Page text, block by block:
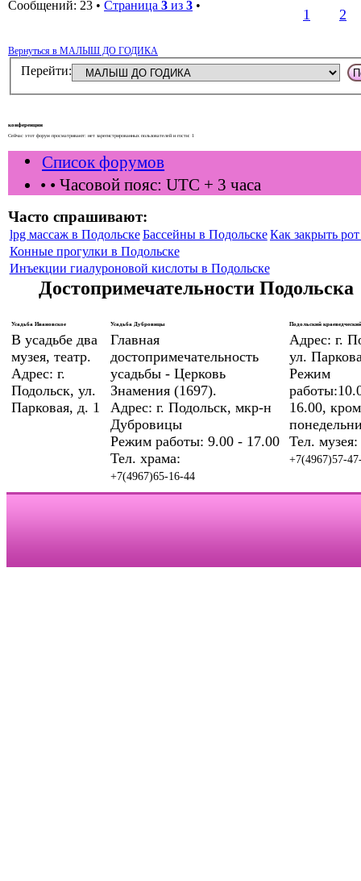
Сообщений: 23 • Страница 3 из 3 •
1 2
Вернуться в МАЛЫШ ДО ГОДИКА
Перейти:
конференции
Сейчас этот форум просматривают: нет зарегистрированных пользователей и гости: 1
Список форумов
• • Часовой пояс: UTC + 3 часа
Часто спрашивают:
lpg массаж в Подольске Бассейны в ПодольскеКак закрыть
Конные прогулки в Подольске
Инъекции гиалуроновой кислоты в Подольске
Достопримечательности Подольска
Усадьба Ивановское
В усадьбе два
музея, театр.
Адрес: г.
Подольск, ул.
Парковая, д. 1
Усадьба Дубровицы
Главная
достопримечательность
усадьбы - Церковь
Знамения (1697).
Адрес: г. Подольск, мкр-н
Дубровицы
Режим работы: 9.00 - 17.00
Тел. храма:
+7(4967)65-16-44
Подольский
Адрес: г.
ул.
Режим
16.00,
Тел. музея:
+7(4967)57-